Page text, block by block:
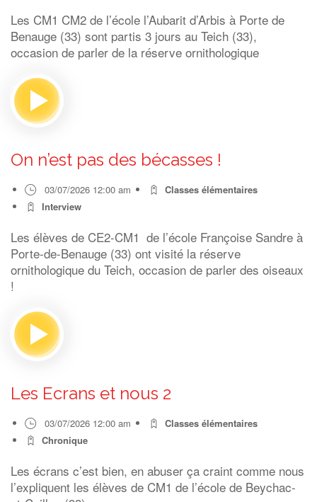
Les CM1 CM2 de l’école l’Aubarit d’Arbis à Porte de
Benauge (33) sont partis 3 jours au Teich (33),
occasion de parler de la réserve ornithologique
On n’est pas des bécasses !
03/07/2026 12:00 am
Classes élémentaires
Interview
Les élèves de CE2-CM1 de l’école Françoise Sandre à
Porte-de-Benauge (33) ont visité la réserve
ornithologique du Teich, occasion de parler des oiseaux
!
Les Ecrans et nous 2
03/07/2026 12:00 am
Classes élémentaires
Chronique
Les écrans c’est bien, en abuser ça craint comme nous
l’expliquent les élèves de CM1 de l’école de Beychac-